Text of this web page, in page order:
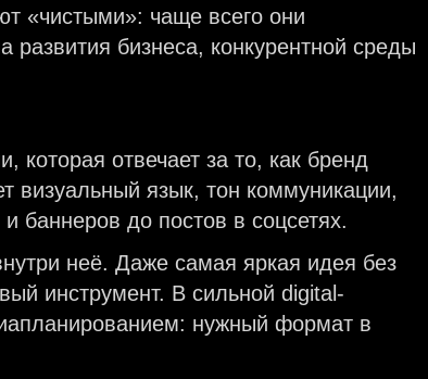
«чистыми»: чаще всего они
развития бизнеса, конкурентной среды
которая отвечает за то, как бренд
визуальный язык, тон коммуникации,
баннеров до постов в соцсетях.
неё. Даже самая яркая идея без
инструмент. В сильной digital-
нужный формат в